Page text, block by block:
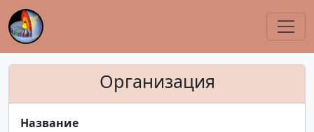
Организация
Название